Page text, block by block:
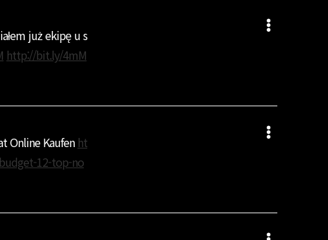
już ekipę u s
http://bit.ly/4mM
Online Kaufen ht
12-top-no